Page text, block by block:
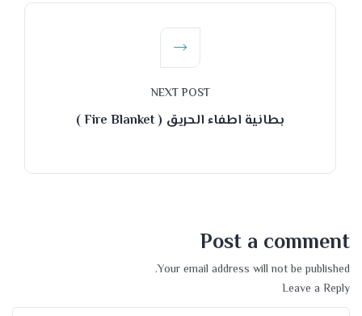
NEXT POST
بطانية اطفاء الحريق ( Fire Blanket )
Post a comment
Your email address will not be published.
Leave a Reply